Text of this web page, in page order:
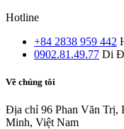
Hotline
+84 2838 959 442
0902.81.49.77 Di
Về chúng tôi
Địa chỉ 96 Phan Văn Trị,
Minh, Việt Nam